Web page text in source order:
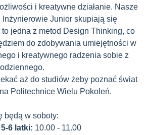
i kreatywne działanie. Nasze
Junior skupiają się
to jedna z metod Design Thinking, co
do zdobywania umiejętności w
i kreatywnego radzenia sobie z
aż do studiów żeby poznać świat
Politechnice Wielu Pokoleń.
będą w soboty:
5-6 latki: 10.00 - 11.00